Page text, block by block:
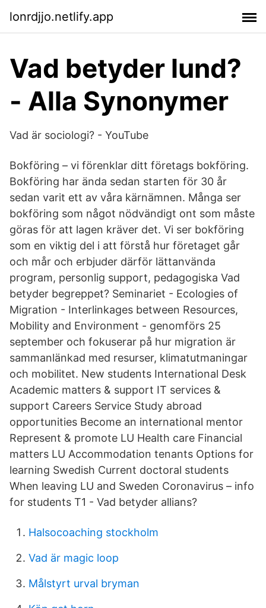
lonrdjjo.netlify.app
Vad betyder lund?
- Alla Synonymer
Vad är sociologi? - YouTube
Bokföring – vi förenklar ditt företags bokföring.
Bokföring har ända sedan starten för 30 år
sedan varit ett av våra kärnämnen. Många ser
bokföring som något nödvändigt ont som måste
göras för att lagen kräver det. Vi ser bokföring
som en viktig del i att förstå hur företaget går
och mår och erbjuder därför lättanvända
program, personlig support, pedagogiska Vad
betyder begreppet? Seminariet - Ecologies of
Migration - Interlinkages between Resources,
Mobility and Environment - genomförs 25
september och fokuserar på hur migration är
sammanlänkad med resurser, klimatutmaningar
och mobilitet. New students International Desk
Academic matters & support IT services &
support Careers Service Study abroad
opportunities Become an international mentor
Represent & promote LU Health care Financial
matters LU Accommodation tenants Options for
learning Swedish Current doctoral students
When leaving LU and Sweden Coronavirus – info
for students T1 - Vad betyder allians?
Halsocoaching stockholm
Vad är magic loop
Målstyrt urval bryman